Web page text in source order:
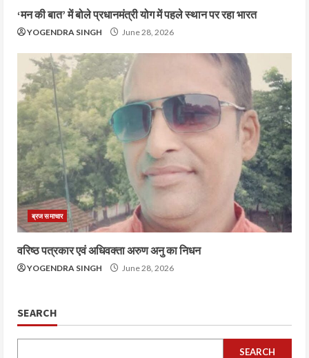
‘मन की बात’ में बोले प्रधानमंत्री योग में पहले स्थान पर रहा भारत
YOGENDRA SINGH June 28, 2026
ब्रज समाचार
वरिष्ठ पत्रकार एवं अधिवक्ता अरुण अनु का निधन
YOGENDRA SINGH June 28, 2026
SEARCH
SEARCH